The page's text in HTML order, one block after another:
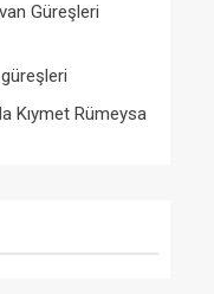
Güreşleri
güreşleri
Kıymet Rümeysa